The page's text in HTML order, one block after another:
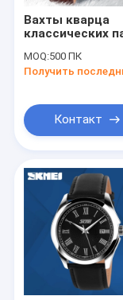
Вахты кварца
классических
MOQ:500 ПК
Контакт